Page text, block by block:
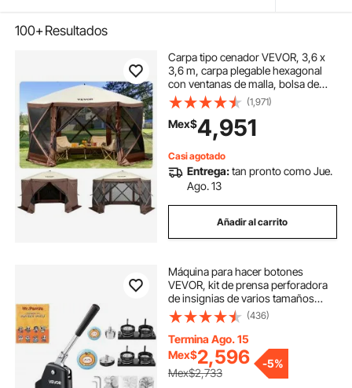
100+Resultados
Carpa tipo cenador VEVOR, 3,6 x
3,6 m, carpa plegable hexagonal
con ventanas de malla, bolsa de
transporte portátil, estacas para el
suelo, carpa de sombra grande
para acampar al aire libre, césped y
(1,971)
Mex$4,951
Casi agotado
Entrega:tan pronto como Jue.
Ago. 13
Añadir al carrito
Máquina para hacer botones
VEVOR, kit de prensa perforadora
de insignias de varios tamaños
(1,25 + 2,25 pulgadas), regalo DIY
para niños, creador de pines,
suministros para hacer botones
con 500 piezas, cortador circular y
libro mágico.
(436)
Termina Ago. 15
Mex$2,596
Mex$2,733
-5%